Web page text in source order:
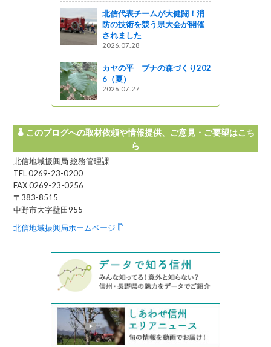
北信代表チームが大健闘！消
防の技術を競う県大会が開催
されました
2026.07.28
カヤの平 ブナの森づくり202
6（夏）
2026.07.27
このブログへの取材依頼や情報提供、ご意見・ご要望はこち
ら
北信地域振興局 総務管理課
TEL 0269-23-0200
FAX 0269-23-0256
〒383-8515
中野市大字壁田955
北信地域振興局ホームページ